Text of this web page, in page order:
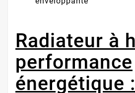
Radiateur à
performance
énergétique :